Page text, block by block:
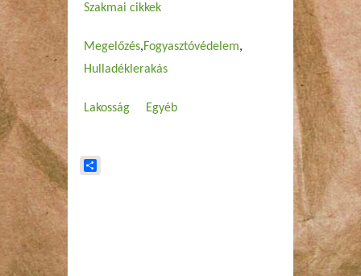
Szakmai cikkek
Megelőzés Fogyasztóvédelem
Hulladéklerakás
Lakosság Egyéb